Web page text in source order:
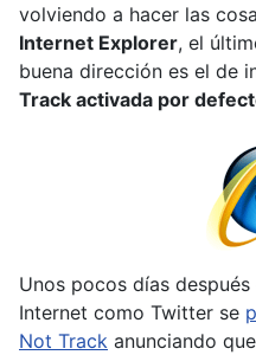
volviendo a hacer las
Internet Explorer, el
buena dirección es el de
Track activada por
Unos pocos días
Internet como Twitter se
Not Track anunciando